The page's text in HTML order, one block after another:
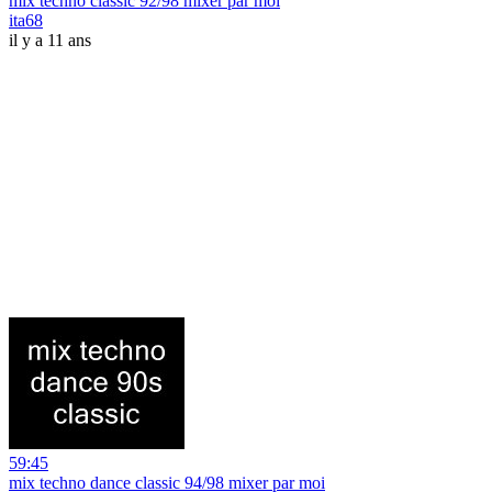
ita68
il y a 11 ans
59:45
mix techno dance classic 94/98 mixer par moi